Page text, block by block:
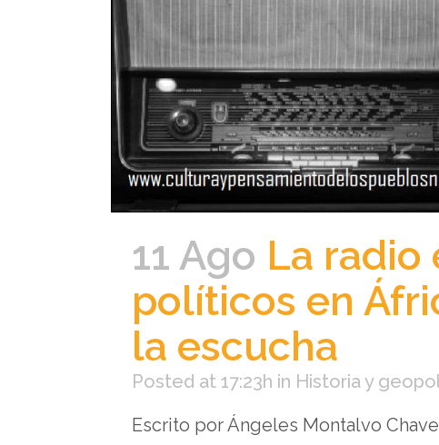
11 Ago La radio
políticos en
la escucha
Posted at 17:23h in Historia y
Escrito por Ángeles Montalvo